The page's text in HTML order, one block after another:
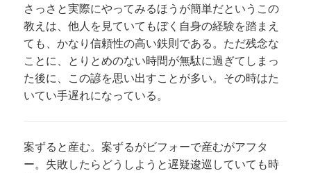
さっさと実際にやってみるほうが簡単だというこの
教えは、他人を見ていてもぼく自身の経験を踏まえ
ても、かなり信頼性の高い鉄則である。ただ残念な
ことに、とりとめのない時間が無駄に過ぎてしまっ
た後に、この諺を思い出すことが多い。その時はた
いてい手遅れになっている。
案ずると産む。案ずるがビフォーで産むがアフタ
ー。失敗したらどうしようと遅疑逡巡していても時